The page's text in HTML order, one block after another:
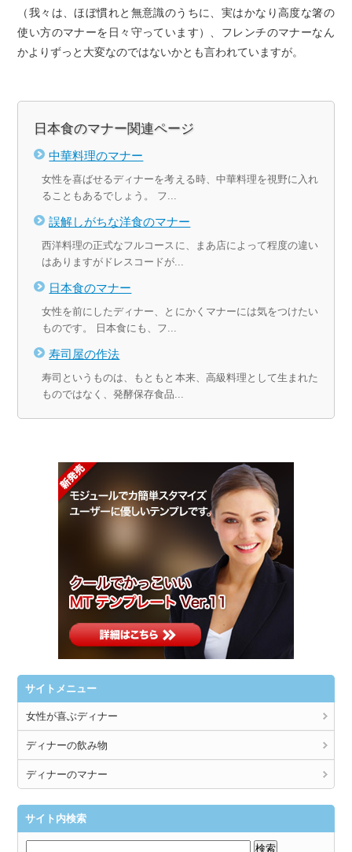
（我々は、ほぼ慣れと無意識のうちに、実はかなり高度な箸の
使い方のマナーを日々守っています）、フレンチのマナーなん
かよりずっと大変なのではないかとも言われていますが。
日本食のマナー関連ページ
中華料理のマナー
女性を喜ばせるディナーを考える時、中華料理を視野に入れ
ることもあるでしょう。 フ...
誤解しがちな洋食のマナー
西洋料理の正式なフルコースに、まあ店によって程度の違い
はありますがドレスコードが...
日本食のマナー
女性を前にしたディナー、とにかくマナーには気をつけたい
ものです。 日本食にも、フ...
寿司屋の作法
寿司というものは、もともと本来、高級料理として生まれた
ものではなく、発酵保存食品...
サイトメニュー
女性が喜ぶディナー
ディナーの飲み物
ディナーのマナー
サイト内検索